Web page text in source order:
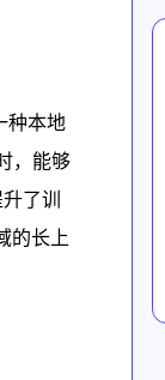
种本地
，能够
了训
的长上